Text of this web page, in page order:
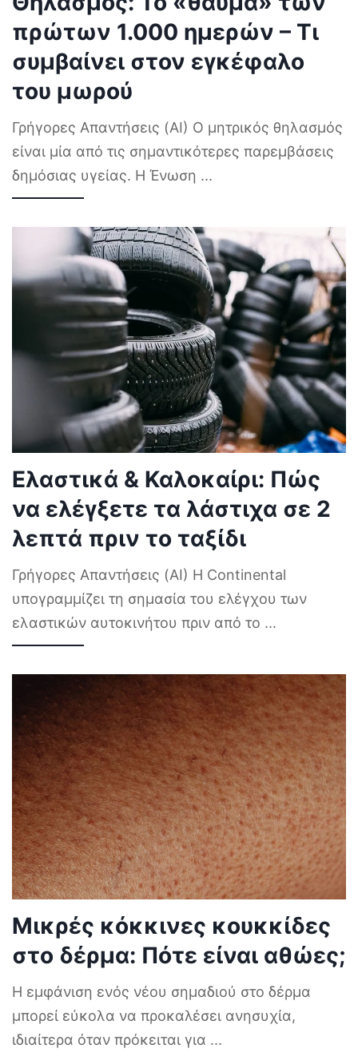
πρώτων 1.000 ημερών – Τι
συμβαίνει στον εγκέφαλο
του μωρού
Γρήγορες Απαντήσεις (AI) Ο μητρικός θηλασμός
είναι μία από τις σημαντικότερες παρεμβάσεις
δημόσιας υγείας. Η Ένωση ...
Ελαστικά & Καλοκαίρι: Πώς
να ελέγξετε τα λάστιχα σε 2
λεπτά πριν το ταξίδι
Γρήγορες Απαντήσεις (AI) Η Continental
υπογραμμίζει τη σημασία του ελέγχου των
ελαστικών αυτοκινήτου πριν από το ...
Μικρές κόκκινες κουκκίδες
στο δέρμα: Πότε είναι αθώες;
Η εμφάνιση ενός νέου σημαδιού στο δέρμα
μπορεί εύκολα να προκαλέσει ανησυχία,
ιδιαίτερα όταν πρόκειται για ...